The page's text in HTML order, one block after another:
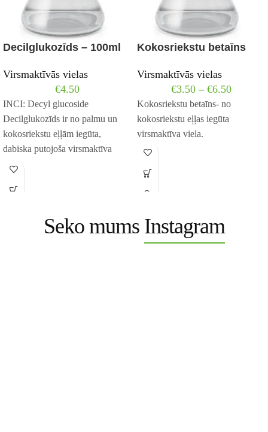
Decilglukozīds – 100ml
Virsmaktīvās vielas
€4.50
INCI: Decyl glucoside
Decilglukozīds ir no palmu un
kokosriekstu eļļām iegūta,
dabiska putojoša virsmaktīva
viela, ko mazgājošos līdzekļos
Kokosriekstu betaīns
Virsmaktīvās vielas
€3.50 – €6.50
Kokosriekstu betaīns- no
kokosriekstu eļļas iegūta
virsmaktīva viela.
Seko mums Instagram